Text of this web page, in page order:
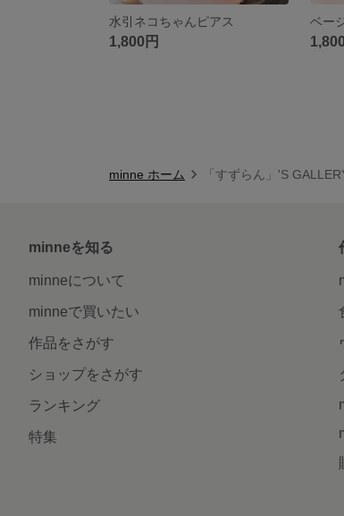
水引ネコちゃんピアス
1,800円
ベー
minne ホーム 「すずらん」'S
minneを知る
minneについて
minneで買いたい
作品をさがす
ショップをさがす
ランキング
特集